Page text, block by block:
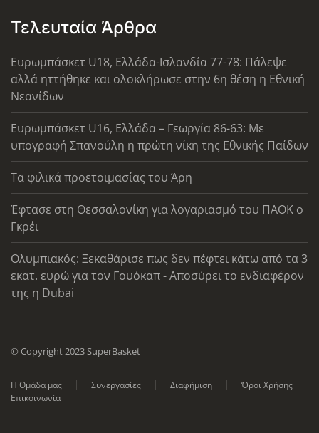
Τελευταία Άρθρα
Ευρωμπάσκετ U18, Ελλάδα-Ισλανδία 77-78: Πάλεψε
αλλά ηττήθηκε και ολοκλήρωσε στην 6η θέση η Εθνική
Νεανίδων
Ευρωμπάσκετ U16, Ελλάδα – Γεωργία 86-63: Με
υπογραφή Σπανούλη η πρώτη νίκη της Εθνικής Παίδων
Τα φιλικά προετοιμασίας του Άρη
Έφτασε στη Θεσσαλονίκη για λογαριασμό του ΠΑΟΚ ο
Γκρέι
Ολυμπιακός: Ξεκαθάρισε πως δεν πέφτει κάτω από τα 3
εκατ. ευρώ για τον Γουόκαπ - Αποσύρει το ενδιαφέρον
της η Dubai
© Copyright 2023 SuperBasket
Η Ομάδα μας Συνεργασίες Διαφήμιση
Όροι Χρήσης
Επικοινωνία